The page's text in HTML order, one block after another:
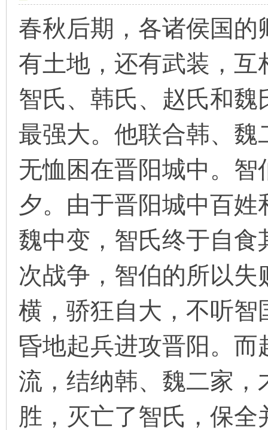
春秋后期，各诸侯国
有土地，还有武装，
智氏、韩氏、赵氏和
最强大。他联合韩、
无恤困在晋阳城中。
夕。由于晋阳城中百
魏中变，智氏终于自
次战争，智伯的所以
横，骄狂自大，不听
昏地起兵进攻晋阳。
流，结纳韩、魏二家
胜，灭亡了智氏，保全